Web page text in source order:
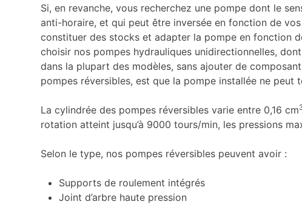
Si, en revanche, vous recherchez une pompe dont le
anti-horaire, et qui peut être inversée en fonction de
constituer des stocks et adapter la pompe en fonction
choisir nos pompes hydrauliques unidirectionnelles,
dans la plupart des modèles, sans ajouter de
pompes réversibles, est que la pompe installée ne peut
La cylindrée des pompes réversibles varie entre 0,16 cm
rotation atteint jusqu’à 9000 tours/min, les pressions
Selon le type, nos pompes réversibles peuvent avoir :
Supports de roulement intégrés
Joint d’arbre haute pression